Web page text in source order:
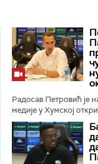
Радосав Петровић је
медије у Хумској
најплаћенији
да клуб због тешке